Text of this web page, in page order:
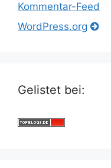
Kommentar-Feed
WordPress.org
Gelistet bei: